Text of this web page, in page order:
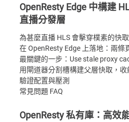
OpenResty Edge 中構建
直播分發層
為甚麼直播 HLS 會擊穿樸素的快
在 OpenResty Edge 上落地：兩條
最關鍵的一步：Use stale proxy
用閘道器分割槽構建父層快取，
驗證配置與壓測
常見問題 FAQ
OpenResty 私有庫：高效